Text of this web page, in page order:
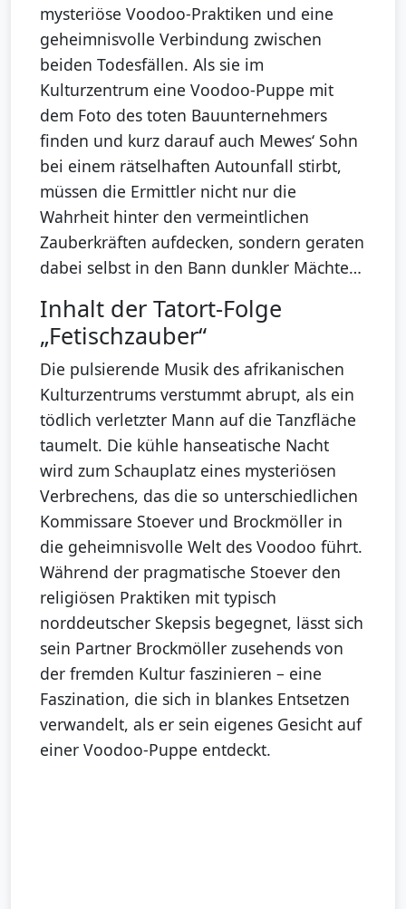
mysteriöse Voodoo-Praktiken und eine
geheimnisvolle Verbindung zwischen
beiden Todesfällen. Als sie im
Kulturzentrum eine Voodoo-Puppe mit
dem Foto des toten Bauunternehmers
finden und kurz darauf auch Mewes‘ Sohn
bei einem rätselhaften Autounfall stirbt,
müssen die Ermittler nicht nur die
Wahrheit hinter den vermeintlichen
Zauberkräften aufdecken, sondern geraten
dabei selbst in den Bann dunkler Mächte…
Inhalt der Tatort-Folge
„Fetischzauber“
Die pulsierende Musik des afrikanischen
Kulturzentrums verstummt abrupt, als ein
tödlich verletzter Mann auf die Tanzfläche
taumelt. Die kühle hanseatische Nacht
wird zum Schauplatz eines mysteriösen
Verbrechens, das die so unterschiedlichen
Kommissare Stoever und Brockmöller in
die geheimnisvolle Welt des Voodoo führt.
Während der pragmatische Stoever den
religiösen Praktiken mit typisch
norddeutscher Skepsis begegnet, lässt sich
sein Partner Brockmöller zusehends von
der fremden Kultur faszinieren – eine
Faszination, die sich in blankes Entsetzen
verwandelt, als er sein eigenes Gesicht auf
einer Voodoo-Puppe entdeckt.